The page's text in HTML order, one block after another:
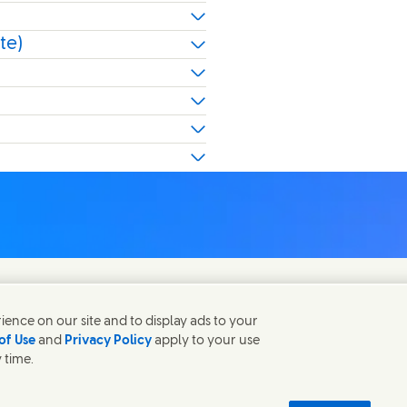
on our site and to display ads to your
Use and Privacy Policy apply to your use
time.